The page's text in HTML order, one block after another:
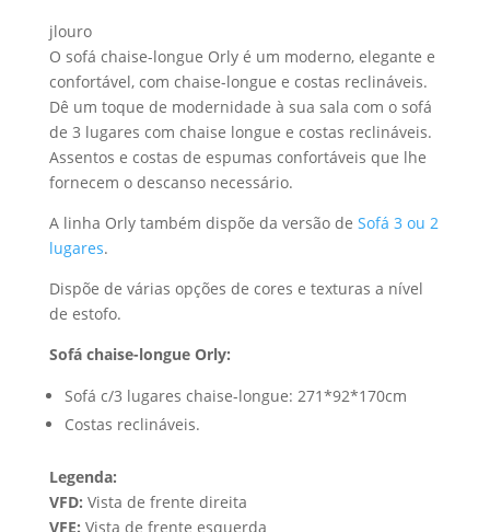
jlouro
O sofá chaise-longue Orly é um moderno, elegante e
confortável, com chaise-longue e costas reclináveis.
Dê um toque de modernidade à sua sala com o sofá
de 3 lugares com chaise longue e costas reclináveis.
Assentos e costas de espumas confortáveis que lhe
fornecem o descanso necessário.
A linha Orly também dispõe da versão de Sofá 3 ou 2
lugares.
Dispõe de várias opções de cores e texturas a nível
de estofo.
Sofá chaise-longue Orly:
Sofá c/3 lugares chaise-longue: 271*92*170cm
Costas reclináveis.
Legenda:
VFD: Vista de frente direita
VFE: Vista de frente esquerda